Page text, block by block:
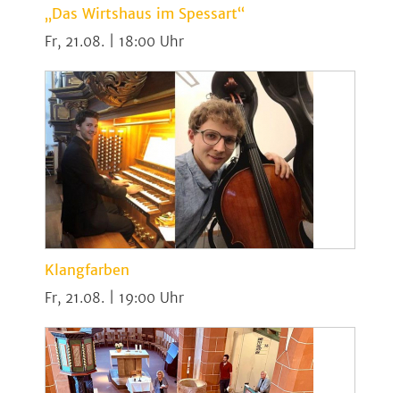
„Das Wirtshaus im Spessart“
Fr, 21.08. | 18:00
Klangfarben
Fr, 21.08. | 19:00